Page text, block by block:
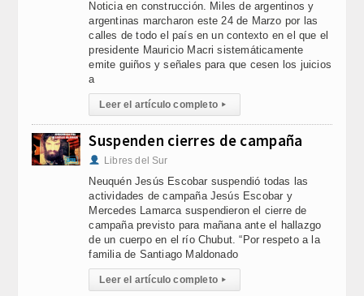
Noticia en construcción. Miles de argentinos y
argentinas marcharon este 24 de Marzo por las
calles de todo el país en un contexto en el que el
presidente Mauricio Macri sistemáticamente
emite guiños y señales para que cesen los juicios
a
Leer el artículo completo ▸
Suspenden cierres de campaña
Libres del Sur
Neuquén Jesús Escobar suspendió todas las
actividades de campaña Jesús Escobar y
Mercedes Lamarca suspendieron el cierre de
campaña previsto para mañana ante el hallazgo
de un cuerpo en el río Chubut. “Por respeto a la
familia de Santiago Maldonado
Leer el artículo completo ▸